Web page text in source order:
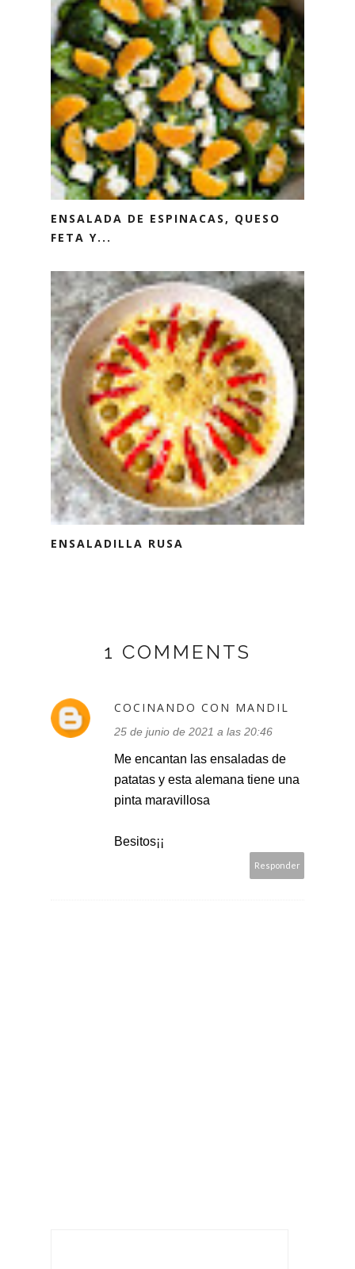
ENSALADA DE ESPINACAS, QUESO
FETA Y...
ENSALADILLA RUSA
1 COMMENTS
COCINANDO CON MANDIL
25 de junio de 2021 a las 20:46
Me encantan las ensaladas de
patatas y esta alemana tiene una
pinta maravillosa
Besitos¡¡
Responder